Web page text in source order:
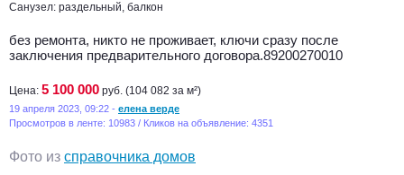
Санузел: раздельный, балкон
без ремонта, никто не проживает, ключи сразу после
заключения предварительного договора.89200270010
Цена: 5 100 000 руб. (104 082 за м²)
19 апреля 2023, 09:22 - елена верде
Просмотров в ленте: 10983 / Кликов на объявление: 4351
Фото из справочника домов